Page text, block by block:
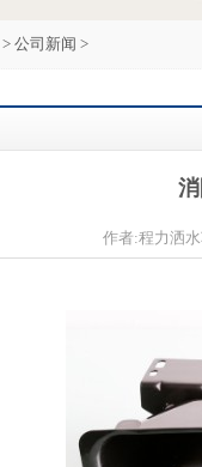
> 公司新闻 >
作者:程力洒